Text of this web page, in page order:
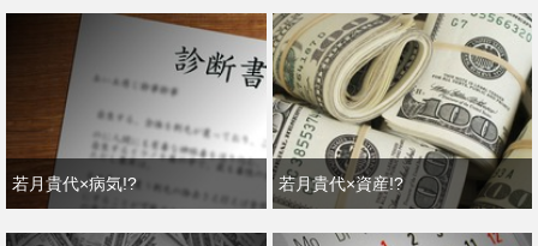
若月貴代×病気!? 若月貴代×資産!?